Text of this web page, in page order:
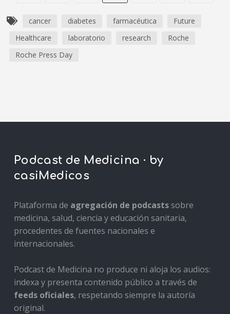
cancer diabetes farmacéutica
Future
Healthcare
laboratorio research
Roche
Roche Press Day
Podcast de Medicina · by
casiMedicos
Plataforma de agregación de podcastssobre
medicina, salud, ciencia y educación sanitaria,
procedentes de fuentes nacionales e
internacionales.
Podcast de Medicina no produce ni aloja los audios:
indexa y presenta contenido público a través de
feeds oficiales, respetando siempre la autoría
original.